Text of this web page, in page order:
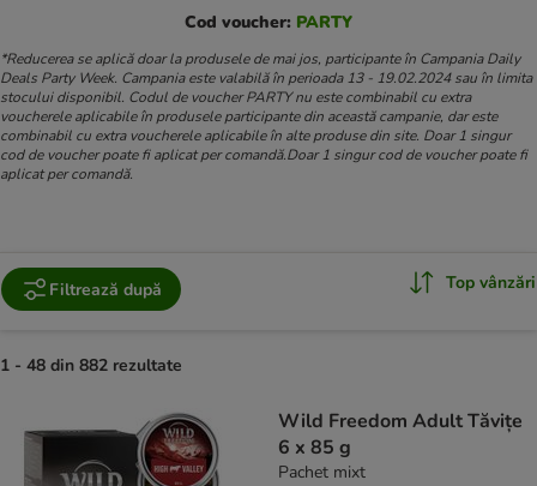
Cod voucher: PARTY
*Reducerea se aplică doar la produsele de mai jos, participante în Campania Daily
Deals Party Week. Campania este valabilă în perioada 13 - 19.02.2024 sau în limita
stocului disponibil. Codul de voucher PARTY nu este combinabil cu extra
voucherele aplicabile în produsele participante din această campanie, dar este
combinabil cu extra voucherele aplicabile în alte produse din site. Doar 1 singur
cod de voucher poate fi aplicat per comandă.Doar 1 singur cod de voucher poate fi
aplicat per comandă.
Filtrează după Top vânzări
1 - 48 din 882 rezultate
Wild Freedom Adult Tăvițe
6 x 85 g
Pachet mixt